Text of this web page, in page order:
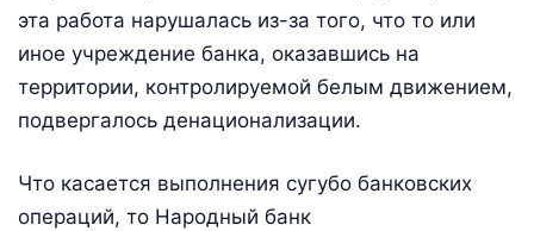
эта работа нарушалась из-за того, что то или
иное учреждение банка, оказавшись на
территории, контролируемой белым движением,
подвергалось денационализации.
Что касается выполнения сугубо банковских
операций, то Народный банк